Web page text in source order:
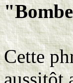
Cette